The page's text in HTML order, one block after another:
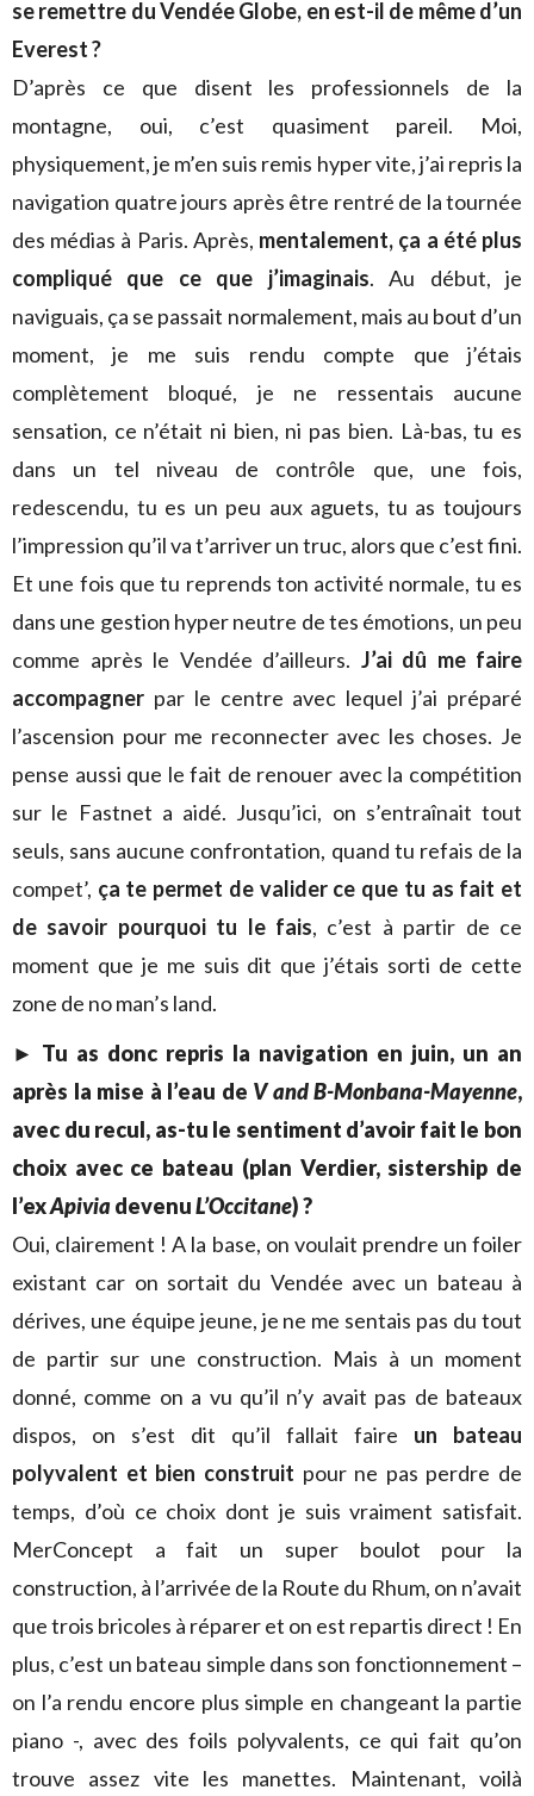
se remettre du Vendée Globe, en est-il de même d’un
Everest ?
D’après ce que disent les professionnels de la
montagne, oui, c’est quasiment pareil. Moi,
physiquement, je m’en suis remis hyper vite, j’ai repris la
navigation quatre jours après être rentré de la tournée
des médias à Paris. Après, mentalement, ça a été plus
compliqué que ce que j’imaginais. Au début, je
naviguais, ça se passait normalement, mais au bout d’un
moment, je me suis rendu compte que j’étais
complètement bloqué, je ne ressentais aucune
sensation, ce n’était ni bien, ni pas bien. Là-bas, tu es
dans un tel niveau de contrôle que, une fois,
redescendu, tu es un peu aux aguets, tu as toujours
l’impression qu’il va t’arriver un truc, alors que c’est fini.
Et une fois que tu reprends ton activité normale, tu es
dans une gestion hyper neutre de tes émotions, un peu
comme après le Vendée d’ailleurs. J’ai dû me faire
accompagner par le centre avec lequel j’ai préparé
l’ascension pour me reconnecter avec les choses. Je
pense aussi que le fait de renouer avec la compétition
sur le Fastnet a aidé. Jusqu’ici, on s’entraînait tout
seuls, sans aucune confrontation, quand tu refais de la
compet’, ça te permet de valider ce que tu as fait et
de savoir pourquoi tu le fais, c’est à partir de ce
moment que je me suis dit que j’étais sorti de cette
zone de no man’s land.
► Tu as donc repris la navigation en juin, un an
après la mise à l’eau de V and B-Monbana-Mayenne,
avec du recul, as-tu le sentiment d’avoir fait le bon
choix avec ce bateau (plan Verdier, sistership de
l’exApivia devenuL’Occitane) ?
Oui, clairement ! A la base, on voulait prendre un foiler
existant car on sortait du Vendée avec un bateau à
dérives, une équipe jeune, je ne me sentais pas du tout
de partir sur une construction. Mais à un moment
donné, comme on a vu qu’il n’y avait pas de bateaux
dispos, on s’est dit qu’il fallait faire un bateau
polyvalent et bien construit pour ne pas perdre de
temps, d’où ce choix dont je suis vraiment satisfait.
MerConcept a fait un super boulot pour la
construction, à l’arrivée de la Route du Rhum, on n’avait
que trois bricoles à réparer et on est repartis direct ! En
plus, c’est un bateau simple dans son fonctionnement –
on l’a rendu encore plus simple en changeant la partie
piano -, avec des foils polyvalents, ce qui fait qu’on
trouve assez vite les manettes. Maintenant, voilà